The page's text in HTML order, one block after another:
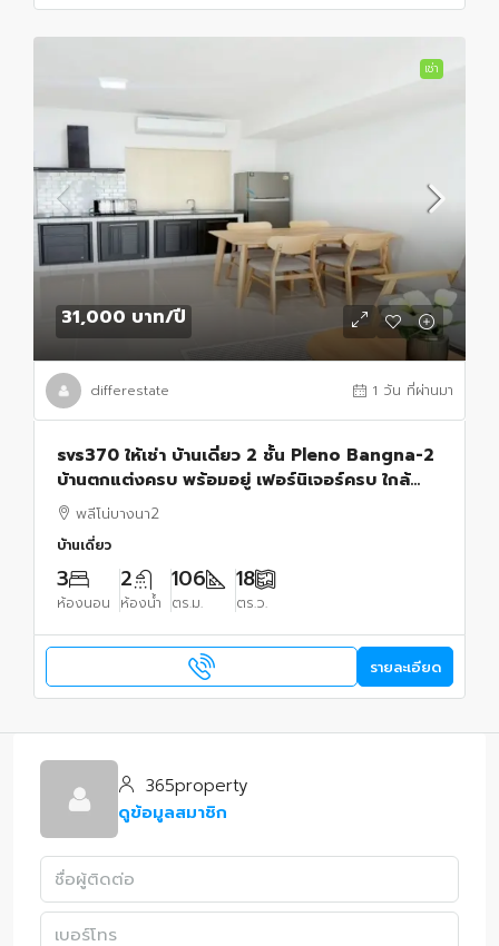
เช่า
31,000 บาท/ปี
differestate 1 วัน ที่ผ่านมา
svs370 ให้เช่า บ้านเดี่ยว 2 ชั้น Pleno Bangna-2
บ้านตกแต่งครบ พร้อมอยู่ เฟอร์นิเจอร์ครบ ใกล้
Mega Bangna
พลีโน่บางนา2
บ้านเดี่ยว
3
ห้องนอน
2
ห้องน้ำ
106
ตร.ม.
18
ตร.ว.
รายละเอียด
365property
ดูข้อมูลสมาชิก